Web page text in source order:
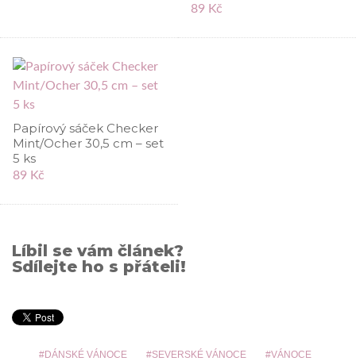
89 Kč
Papírový sáček Checker
Mint/Ocher 30,5 cm – set
5 ks
89 Kč
Líbil se vám článek?
Sdílejte ho s přáteli!
DÁNSKÉ VÁNOCE SEVERSKÉ VÁNOCE
VÁNOCE